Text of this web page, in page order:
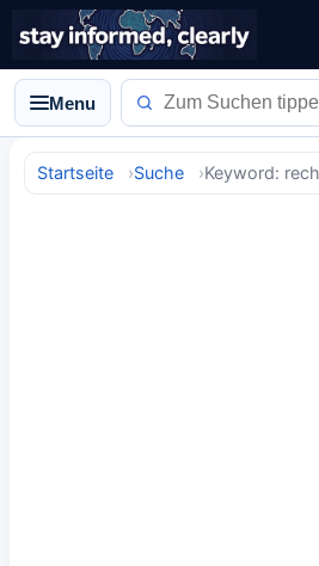
Menu
Startseite Suche